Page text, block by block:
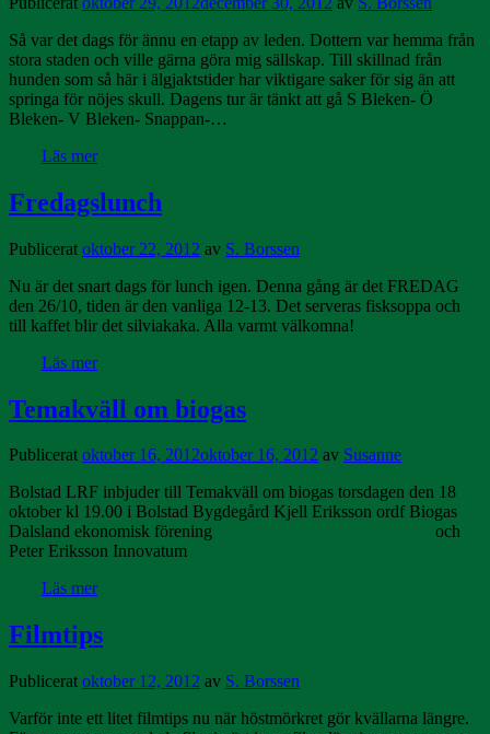
Så var det dags för ännu en etapp av leden. Dottern var hemma från
stora staden och ville gärna göra mig sällskap. Till skillnad från
hunden som så här i älgjaktstider har viktigare saker för sig än att
springa för nöjes skull. Dagens tur är tänkt att gå S Bleken- Ö
Bleken- V Bleken- Snappan-…
Läs mer
Fredagslunch
Publicerat oktober 22, 2012 av S. Borssen
Nu är det snart dags för lunch igen. Denna gång är det FREDAG
den 26/10, tiden är den vanliga 12-13. Det serveras fisksoppa och
till kaffet blir det silviakaka. Alla varmt välkomna!
Läs mer
Temakväll om biogas
Publicerat oktober 16, 2012oktober 16, 2012 av Susanne
Bolstad LRF inbjuder till Temakväll om biogas torsdagen den 18
oktober kl 19.00 i Bolstad Bygdegård Kjell Eriksson ordf Biogas
Dalsland ekonomisk förening och
Peter Eriksson Innovatum
Läs mer
Filmtips
Publicerat oktober 12, 2012 av S. Borssen
Varför inte ett litet filmtips nu när höstmörkret gör kvällarna längre.